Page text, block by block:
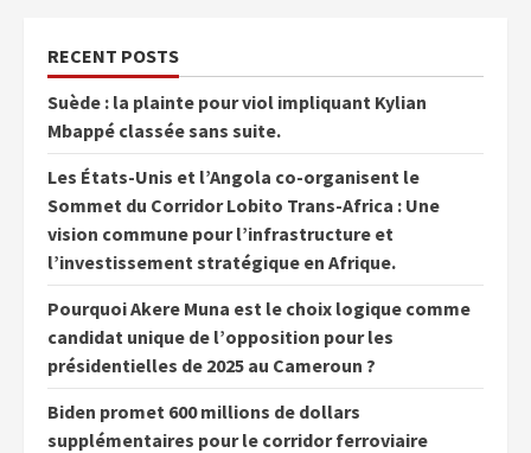
RECENT POSTS
Suède : la plainte pour viol impliquant Kylian
Mbappé classée sans suite.
Les États-Unis et l’Angola co-organisent le
Sommet du Corridor Lobito Trans-Africa : Une
vision commune pour l’infrastructure et
l’investissement stratégique en Afrique.
Pourquoi Akere Muna est le choix logique comme
candidat unique de l’opposition pour les
présidentielles de 2025 au Cameroun ?
Biden promet 600 millions de dollars
supplémentaires pour le corridor ferroviaire